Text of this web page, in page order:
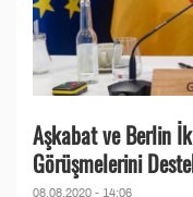
Aşkabat ve Berlin
Görüşmelerini
08.08.2020 - 14:06